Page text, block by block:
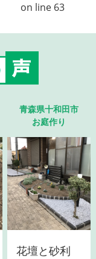
on line 63
青森県十和田市
お庭作り
花壇と砂利